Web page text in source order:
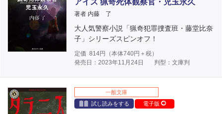
アイズ 猟奇死体観察官・児玉永久
著者 内藤 了
大人気警察小説「猟奇犯罪捜査班・藤堂比奈
子」シリーズスピンオフ！
定価 814円（本体740円＋税）
発売日：2023年11月24日
判型：文庫判
一般文庫
試し読みをする
電子版